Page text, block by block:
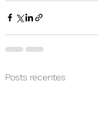
Posts recentes